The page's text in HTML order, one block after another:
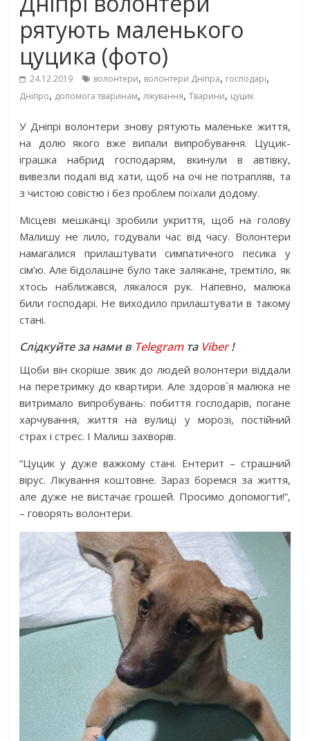
рятують маленького
цуцика (фото)
24.12.2019 волонтери, волонтери Дніпра, господарі,
Дніпро, допомога тваринам,лікування,Тварини, цуцик
У Дніпрі волонтери знову рятують маленьке життя,
на долю якого вже випали випробування. Цуцик-
іграшка набрид господарям, вкинули в автівку,
вивезли подалі від хати, щоб на очі не потрапляв, та
з чистою совістю і без проблем поїхали додому.
Місцеві мешканці зробили укриття, щоб на голову
Малишу не лило, годували час від часу. Волонтери
намагалися прилаштувати симпатичного песика у
сім’ю. Але бідолашне було таке залякане, тремтіло, як
хтось наближався, лякалося рук. Напевно, малюка
били господарі. Не виходило прилаштувати в такому
стані.
Слідкуйте за нами в Telegramта Viber!
Щоби він скоріше звик до людей волонтери віддали
на перетримку до квартири. Але здоров`я малюка не
витримало випробувань: побиття господарів, погане
харчування, життя на вулиці у морозі, постійний
страх і стрес. І Малиш захворів.
“Цуцик у дуже важкому стані. Ентерит – страшний
вірус. Лікування коштовне. Зараз боремся за життя,
але дуже не вистачає грошей. Просимо допомогти!”,
– говорять волонтери.